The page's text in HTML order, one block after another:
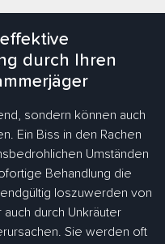
durch Ihren
sondern können auch
Ein Biss in den Rachen
Umständen
Behandlung die
loszuwerden von
durch Unkräuter
Sie werden oft